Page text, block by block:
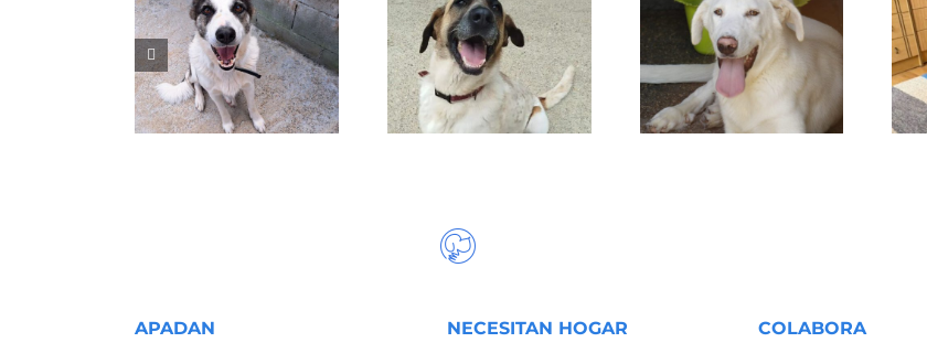
NALA DAFNE SANSA
APADAN NECESITAN HOGAR COLABORA